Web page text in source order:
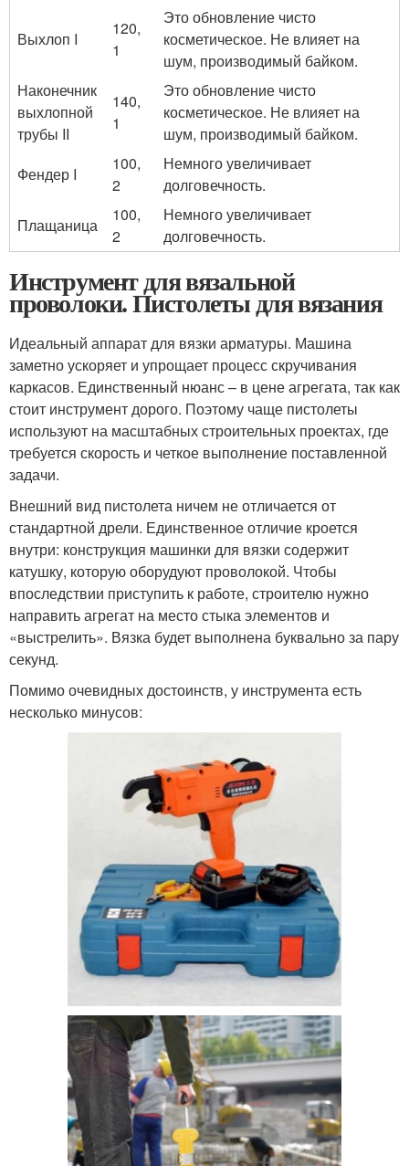
Выхлоп I
120,
1
Это обновление чисто
косметическое. Не влияет на
шум, производимый байком.
Наконечник
выхлопной
трубы II
140,
1
Это обновление чисто
косметическое. Не влияет на
шум, производимый байком.
Фендер I
100,
2
Немного увеличивает
долговечность.
Плащаница
100,
2
Немного увеличивает
долговечность.
Инструмент для вязальной
проволоки. Пистолеты для вязания
Идеальный аппарат для вязки арматуры. Машина
заметно ускоряет и упрощает процесс скручивания
каркасов. Единственный нюанс – в цене агрегата, так как
стоит инструмент дорого. Поэтому чаще пистолеты
используют на масштабных строительных проектах, где
требуется скорость и четкое выполнение поставленной
задачи.
Внешний вид пистолета ничем не отличается от
стандартной дрели. Единственное отличие кроется
внутри: конструкция машинки для вязки содержит
катушку, которую оборудуют проволокой. Чтобы
впоследствии приступить к работе, строителю нужно
направить агрегат на место стыка элементов и
«выстрелить». Вязка будет выполнена буквально за пару
секунд.
Помимо очевидных достоинств, у инструмента есть
несколько минусов: